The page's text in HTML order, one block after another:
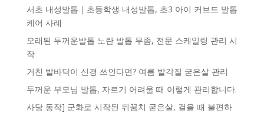
서초 내성발톱｜초등학생 내성발톱, 초3 아이 커브드 발톱
케어 사례
오래된 두꺼운발톱 노란 발톱 무좀, 전문 스케일링 관리 시
작
거친 발바닥이 신경 쓰인다면? 여름 발각질 굳은살 관리
두꺼운 부모님 발톱, 자르기 어려울 때 이렇게 관리합니다.
사당 동작] 군화로 시작된 뒤꿈치 굳은살, 걸을 때 불편하